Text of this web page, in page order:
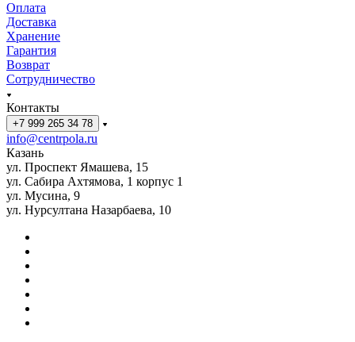
Оплата
Доставка
Хранение
Гарантия
Возврат
Сотрудничество
Контакты
+7 999 265 34 78
info@centrpola.ru
Казань
ул. Проспект Ямашева, 15
ул. Сабира Ахтямова, 1 корпус 1
ул. Мусина, 9
ул. Нурсултана Назарбаева, 10